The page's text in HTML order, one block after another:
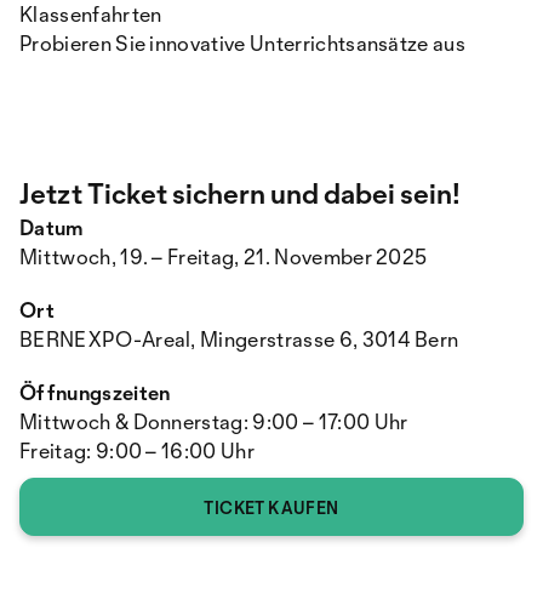
Klassenfahrten
Probieren Sie innovative Unterrichtsansätze aus
Jetzt Ticket sichern und dabei sein!
Datum
Mittwoch, 19. – Freitag, 21. November 2025
Ort
BERNEXPO-Areal, Mingerstrasse 6, 3014 Bern
Öffnungszeiten
Mittwoch & Donnerstag: 9:00 – 17:00 Uhr
Freitag: 9:00 – 16:00 Uhr
TICKET KAUFEN